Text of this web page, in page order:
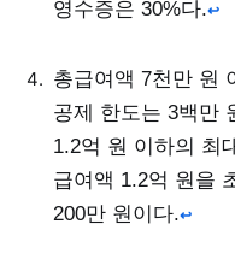
영수증은 30%다.↩
총급여액 7천만 원
공제 한도는 3백만
1.2억 원 이하의 최
급여액 1.2억 원을
200만 원이다.↩